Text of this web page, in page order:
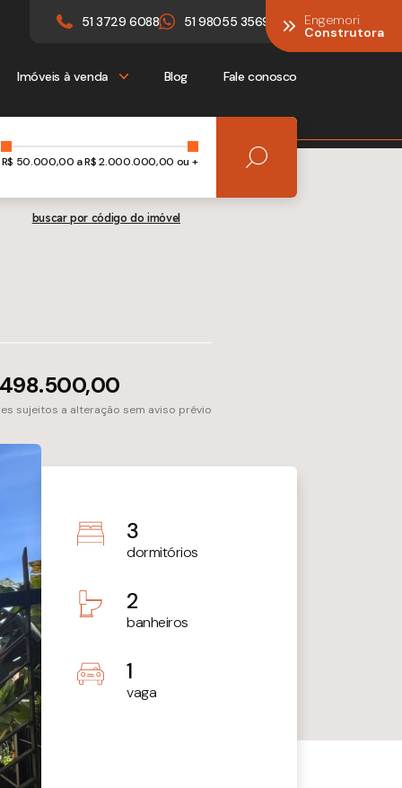
Imóveis à venda Blog Fale conosco
Engemori
Construtora
51 3729 6088 51 98055 3569 Engemori
Construtora
R$ 50.000,00 a R$2.000.000,00 ou +
buscar por código do imóvel
sujeitos a alteração sem aviso prévio
3
dormitórios
2
banheiros
1
vaga